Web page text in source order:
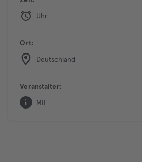
Uhr
Ort:
Deutschland
Veranstalter:
MII